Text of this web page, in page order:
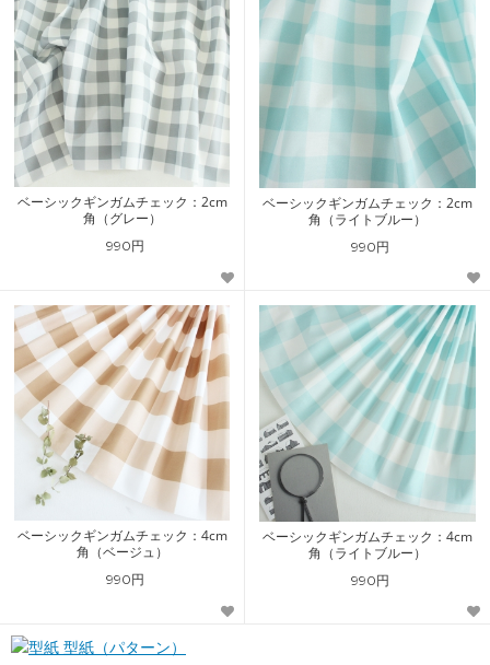
ベーシックギンガムチェック：2cm
角（グレー）
990円
ベーシックギンガムチェック：2cm
角（ライトブルー）
990円
ベーシックギンガムチェック：4cm
角（ベージュ）
990円
ベーシックギンガムチェック：4cm
角（ライトブルー）
990円
型紙（パターン）